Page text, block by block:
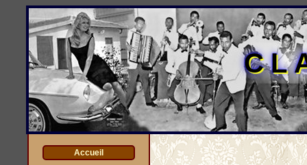
Accueil